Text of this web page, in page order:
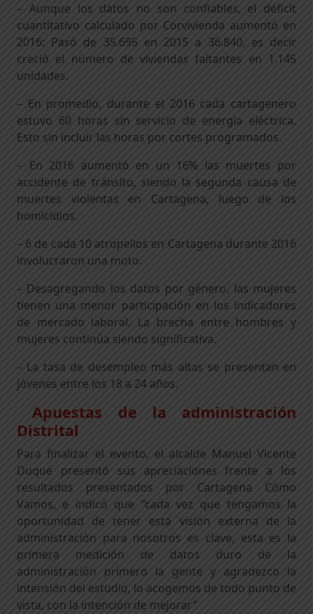
– Aunque los datos no son confiables, el déficit
cuantitativo calculado por Corvivienda aumentó en
2016: Pasó de 35.695 en 2015 a 36.840, es decir
creció el número de viviendas faltantes en 1.145
unidades.
– En promedio, durante el 2016 cada cartagenero
estuvo 60 horas sin servicio de energía eléctrica.
Esto sin incluir las horas por cortes programados.
– En 2016 aumentó en un 16% las muertes por
accidente de tránsito, siendo la segunda causa de
muertes violentas en Cartagena, luego de los
homicidios.
– 6 de cada 10 atropellos en Cartagena durante 2016
involucraron una moto.
– Desagregando los datos por género, las mujeres
tienen una menor participación en los indicadores
de mercado laboral. La brecha entre hombres y
mujeres continúa siendo significativa.
– La tasa de desempleo más altas se presentan en
jóvenes entre los 18 a 24 años.
Apuestas de la administración
Distrital
Para finalizar el evento, el alcalde Manuel Vicente
Duque presentó sus apreciaciones frente a los
resultados presentados por Cartagena Cómo
Vamos, e indicó que “cada vez que tengamos la
oportunidad de tener esta visión externa de la
administración para nosotros es clave, esta es la
primera medición de datos duro de la
administración primero la gente y agradezco la
intensión del estudio, lo acogemos de todo punto de
vista, con la intención de mejorar”